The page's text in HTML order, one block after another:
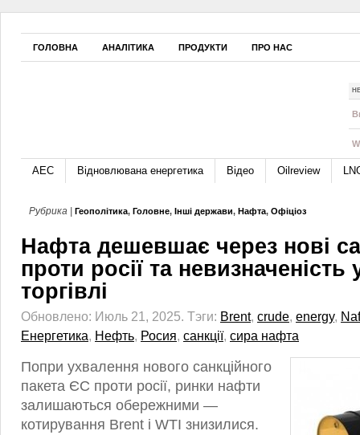
ГОЛОВНА АНАЛІТИКА ПРОДУКТИ ПРО НАС
АЕС Відновлювана енергетика Відео Oilreview
Рубрика | Геополітика, Головне, Інші держави, Нафта, Офіціоз
Нафта дешевшає через нові
проти росії та невизначеність
торгівлі
Обновлено: Июль 21, 2025. Тэги: Brent, crude, energy,
Енергетика, Нефть, Росия, санкції, сира нафта
Попри ухвалення нового санкційного
пакета ЄС проти росії, ринки нафти
залишаються обережними —
котирування Brent і WTI знизилися.